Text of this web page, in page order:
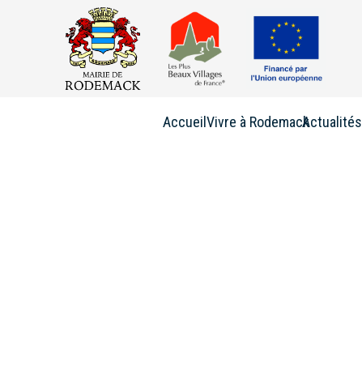
AccueilVivre à RodemackActualités